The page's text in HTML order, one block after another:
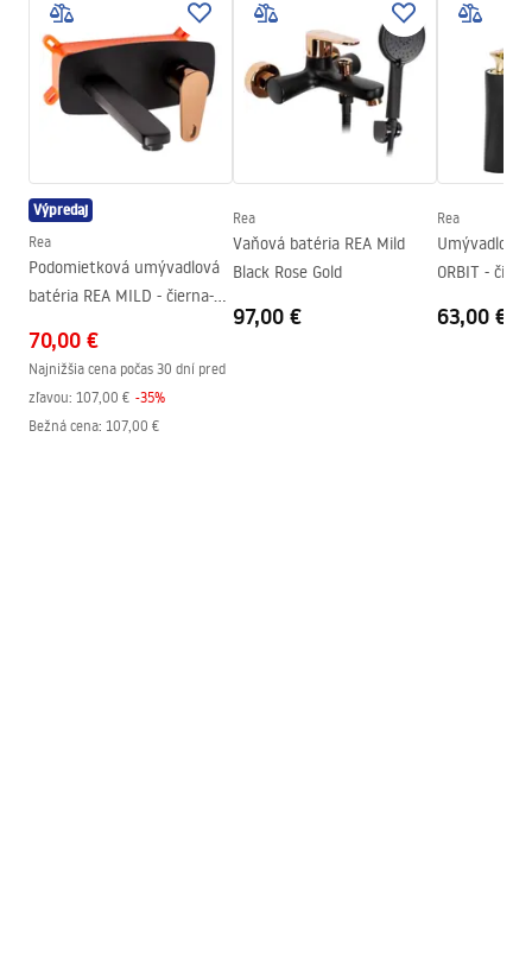
Farba
Kartáčované zlato
Typ výtoku
Materiál
Mosadz
Rozsah výtoku
Technológia povrchovej
Priemer pripojenia
3/8 palca
Záruka
5 rokov
Záručné podmienky
Warranty_Terms_and_Conditions_Faucets_-_5.pdf
Návod na montáž
faucet.pdf
Bezpečnostné informácie
Safety_Information_Faucets.pdf
Výpredaj
Rea
Podomietková umývadlová
batéria REA MILD - čierna-
70,00 €
Najnižšia cena počas 30 dní pred
zľavou: 107,00 € -35%
Bežná cena: 107,00 €
Rea
Vaňová batéria REA Mild
Black Rose Gold
97,00 €
Rea
Umývadlová
ORBIT -
63,00 €